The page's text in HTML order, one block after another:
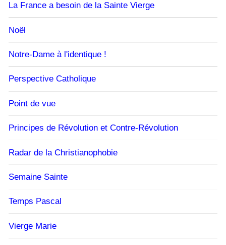
La France a besoin de la Sainte Vierge
Noël
Notre-Dame à l'identique !
Perspective Catholique
Point de vue
Principes de Révolution et Contre-Révolution
Radar de la Christianophobie
Semaine Sainte
Temps Pascal
Vierge Marie